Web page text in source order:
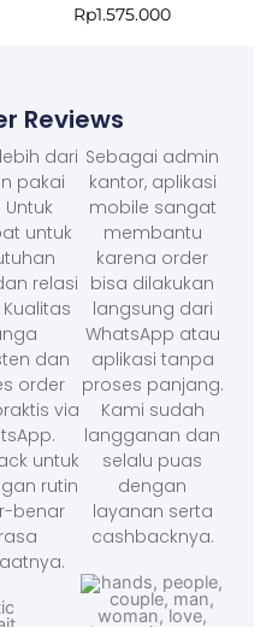
Rp1.575.000
Reviews
dari
pakai
untuk
relasi
dan
order
via
untuk
rutin
benar
Sebagai admin
kantor, aplikasi
mobile sangat
membantu
karena order
bisa dilakukan
langsung dari
WhatsApp atau
aplikasi tanpa
proses panjang.
Kami sudah
langganan dan
selalu puas
dengan
layanan serta
cashbacknya.